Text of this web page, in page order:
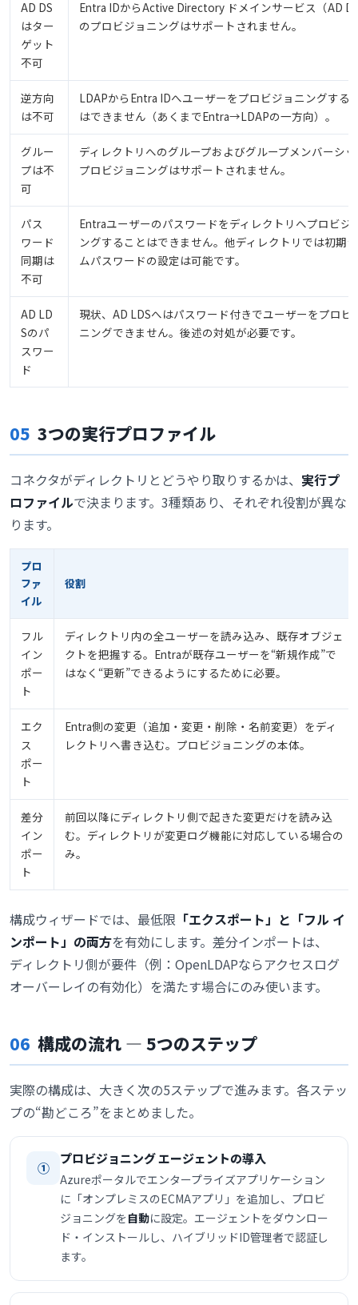
AD DS
はター
ゲット
不可
Entra IDからActive Directory ドメインサービス（AD
のプロビジョニングはサポートされません。
逆方向
は不可
LDAPからEntra IDへユーザーをプロビジョニングする
はできません（あくまでEntra→LDAPの一方向）。
グルー
プは不
可
ディレクトリへのグループおよびグループメンバーシ
プロビジョニングはサポートされません。
パス
ワード
同期は
不可
Entraユーザーのパスワードをディレクトリへプロビジ
ングすることはできません。他ディレクトリでは初期
ムパスワードの設定は可能です。
AD LD
Sのパ
スワー
ド
現状、AD LDSへはパスワード付きでユーザーをプロビ
ニングできません。後述の対処が必要です。
05 3つの実行プロファイル
コネクタがディレクトリとどうやり取りするかは、 実行プ
ロファイルで決まります。3種類あり、それぞれ役割が異な
ります。
プロ
ファ
イル
役割
フル
イン
ポー
ト
ディレクトリ内の全ユーザーを読み込み、既存オブジェ
クトを把握する。Entraが既存ユーザーを“新規作成”で
はなく“更新”できるようにするために必要。
エク
ス
ポー
ト
Entra側の変更（追加・変更・削除・名前変更）をディ
レクトリへ書き込む。プロビジョニングの本体。
差分
イン
ポー
ト
前回以降にディレクトリ側で起きた変更だけを読み込
む。ディレクトリが変更ログ機能に対応している場合の
み。
構成ウィザードでは、最低限 「エクスポート」と「フル イ
ンポート」の両方を有効にします。差分インポートは、
ディレクトリ側が要件（例：OpenLDAPならアクセスログ
オーバーレイの有効化）を満たす場合にのみ使います。
06 構成の流れ ― 5つのステップ
実際の構成は、大きく次の5ステップで進みます。各ステッ
プの“勘どころ”をまとめました。
①
プロビジョニング エージェントの導入
Azureポータルでエンタープライズアプリケーション
に「オンプレミスのECMAアプリ」を追加し、プロビ
ジョニングを自動に設定。エージェントをダウンロー
ド・インストールし、ハイブリッドID管理者で認証し
ます。